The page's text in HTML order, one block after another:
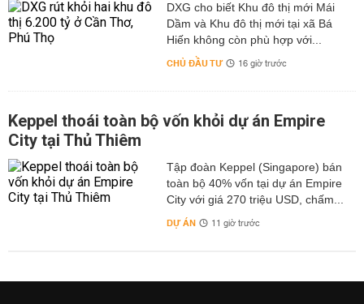
DXG cho biết Khu đô thị mới Mái
Dầm và Khu đô thị mới tại xã Bá
Hiến không còn phù hợp với...
CHỦ ĐẦU TƯ 16 giờ trước
Keppel thoái toàn bộ vốn khỏi dự án Empire
City tại Thủ Thiêm
Tập đoàn Keppel (Singapore) bán
toàn bộ 40% vốn tại dự án Empire
City với giá 270 triệu USD, chấm...
DỰ ÁN 11 giờ trước